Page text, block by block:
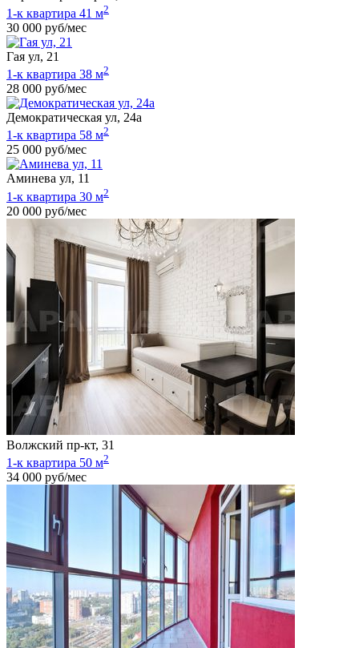
1-к квартира 41 м2
30 000 руб/мес
Гая ул, 21
1-к квартира 38 м2
28 000 руб/мес
Демократическая ул, 24а
1-к квартира 58 м2
25 000 руб/мес
Аминева ул, 11
1-к квартира 30 м2
20 000 руб/мес
Волжский пр-кт, 31
1-к квартира 50 м2
34 000 руб/мес